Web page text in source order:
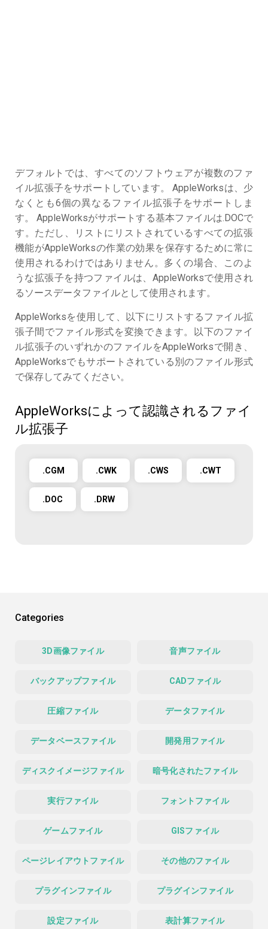
デフォルトでは、すべてのソフトウェアが複数のファ
イル拡張子をサポートしています。 AppleWorksは、少
なくとも6個の異なるファイル拡張子をサポートしま
す。 AppleWorksがサポートする基本ファイルは.DOCで
す。ただし、リストにリストされているすべての拡張
機能がAppleWorksの作業の効果を保存するために常に
使用されるわけではありません。多くの場合、このよ
うな拡張子を持つファイルは、AppleWorksで使用され
るソースデータファイルとして使用されます。
AppleWorksを使用して、以下にリストするファイル拡
張子間でファイル形式を変換できます。以下のファイ
ル拡張子のいずれかのファイルをAppleWorksで開き、
AppleWorksでもサポートされている別のファイル形式
で保存してみてください。
AppleWorksによって認識されるファイ
ル拡張子
.CGM .CWK .CWS .CWT
.DOC .DRW
Categories
3D画像ファイル 音声ファイル
バックアップファイル CADファイル
圧縮ファイル データファイル
データベースファイル 開発用ファイル
ディスクイメージファイル 暗号化されたファイル
実行ファイル フォントファイル
ゲームファイル GISファイル
ページレイアウトファイル その他のファイル
プラグインファイル プラグインファイル
設定ファイル 表計算ファイル